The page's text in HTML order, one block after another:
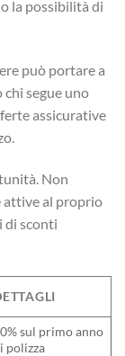
la possibilità di
può portare a
segue uno
assicurative
Non
attive al proprio
di sconti
sul primo anno
polizza